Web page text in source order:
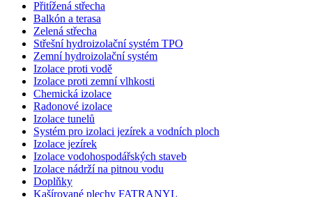
Přitížená střecha
Balkón a terasa
Zelená střecha
Střešní hydroizolační systém TPO
Zemní hydroizolační systém
Izolace proti vodě
Izolace proti zemní vlhkosti
Chemická izolace
Radonové izolace
Izolace tunelů
Systém pro izolaci jezírek a vodních ploch
Izolace jezírek
Izolace vodohospodářských staveb
Izolace nádrží na pitnou vodu
Doplňky
Kašírované plechy FATRANYL